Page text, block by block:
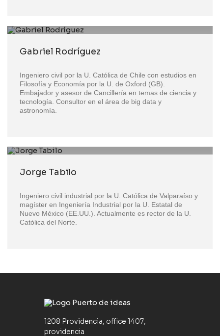
Gabriel Rodríguez
Ingeniero civil por la U. Católica de Chile con estudios en
Filosofía y Economía por la U. de Oxford (GB).
Embajador y asesor de Cancillería en temas de ciencia y
tecnología. Consultor en el área de big data y
astronomía.
Jorge Tabilo
Ingeniero civil industrial por la U. Católica de Valparaíso y
magíster en Ingeniería Industrial por la U. Estatal de
Nuevo México (EE.UU.). Actualmente es rector de la U.
Católica del Norte.
1208 Providencia, office 1407,
providencia